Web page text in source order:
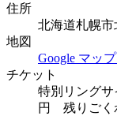
住所
北海道札幌市
地図
Google マップ
チケット
特別リング
円 残りごく